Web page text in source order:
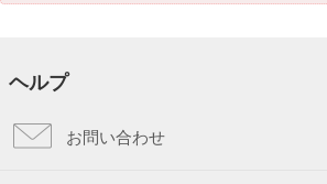
ヘルプ
お問い合わせ